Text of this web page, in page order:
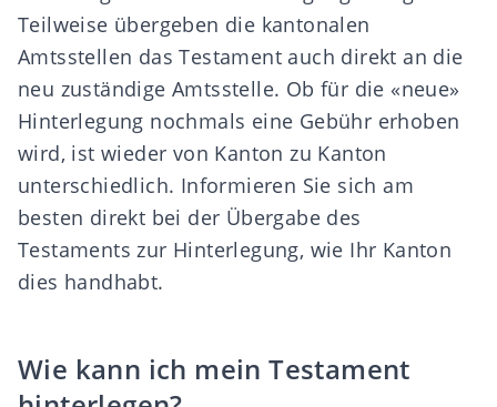
Teilweise übergeben die kantonalen
Amtsstellen das Testament auch direkt an die
neu zuständige Amtsstelle. Ob für die «neue»
Hinterlegung nochmals eine Gebühr erhoben
wird, ist wieder von Kanton zu Kanton
unterschiedlich. Informieren Sie sich am
besten direkt bei der Übergabe des
Testaments zur Hinterlegung, wie Ihr Kanton
dies handhabt.
Wie kann ich mein Testament